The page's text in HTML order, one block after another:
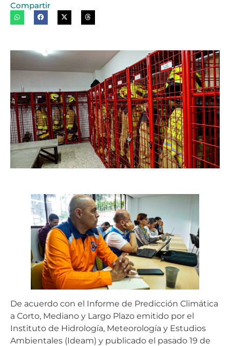
Compartir
De acuerdo con el Informe de Predicción Climática
a Corto, Mediano y Largo Plazo emitido por el
Instituto de Hidrología, Meteorología y Estudios
Ambientales (Ideam) y publicado el pasado 19 de